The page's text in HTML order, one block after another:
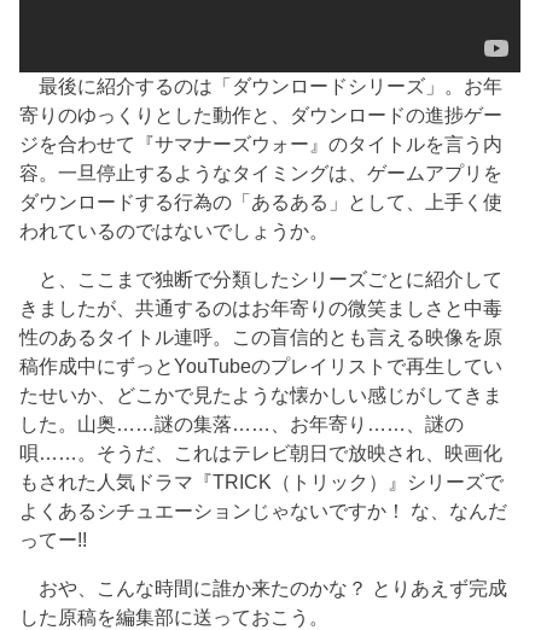
最後に紹介するのは「ダウンロードシリーズ」。お年
寄りのゆっくりとした動作と、ダウンロードの進捗ゲー
ジを合わせて『サマナーズウォー』のタイトルを言う内
容。一旦停止するようなタイミングは、ゲームアプリを
ダウンロードする行為の「あるある」として、上手く使
われているのではないでしょうか。
と、ここまで独断で分類したシリーズごとに紹介して
きましたが、共通するのはお年寄りの微笑ましさと中毒
性のあるタイトル連呼。この盲信的とも言える映像を原
稿作成中にずっとYouTubeのプレイリストで再生してい
たせいか、どこかで見たような懐かしい感じがしてきま
した。山奥……謎の集落……、お年寄り……、謎の
唄……。そうだ、これはテレビ朝日で放映され、映画化
もされた人気ドラマ『TRICK（トリック）』シリーズで
よくあるシチュエーションじゃないですか！ な、なんだ
ってー!!
おや、こんな時間に誰か来たのかな？ とりあえず完成
した原稿を編集部に送っておこう。